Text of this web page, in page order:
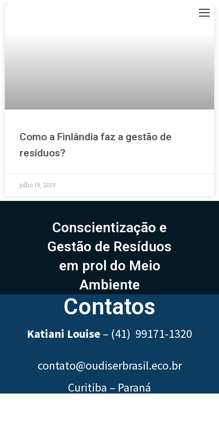
Como a Finlândia faz a gestão de
resíduos?
julho 19, 2019
Conscientização e
Gestão de Resíduos
em prol do Meio
Ambiente
Contatos
Katiani Louise– (41) 99171-1320
contato@oudiserbrasil.eco.br
Curitiba – Paraná